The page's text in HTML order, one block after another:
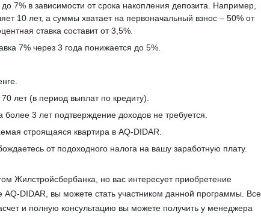
7% в зависимости от срока накопления депозита. Например,
10 лет, а суммы хватает на первоначальный взнос – 50% от
ставка составит от 3,5%.
7% через 3 года понижается до 5%.
лет (в период выплат по кредиту).
более 3 лет подтверждение доходов не требуется.
строящаяся квартира в AQ-DIDAR.
от подоходного налога на вашу заработную плату.
Жилстройсбербанка, но вас интересует приобретение
AQ-DIDAR, вы можете стать участником данной программы. Все
и полную консультацию вы можете получить у менеджера